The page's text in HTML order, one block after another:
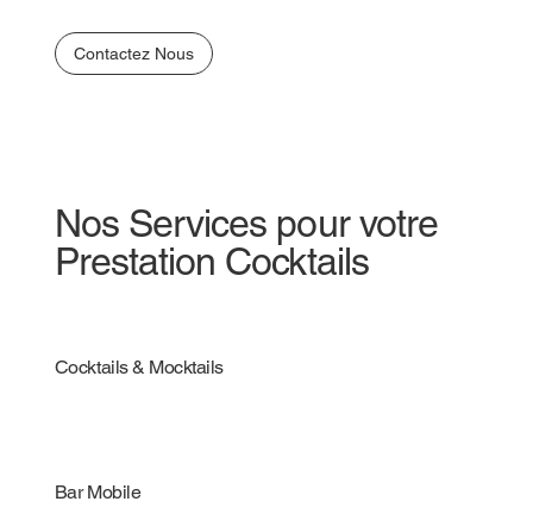
Contactez Nous
Nos Services pour votre
Prestation Cocktails
Cocktails & Mocktails
Bar Mobile